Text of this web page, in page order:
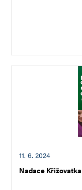
11. 6. 2024
Nadace Křižovatka